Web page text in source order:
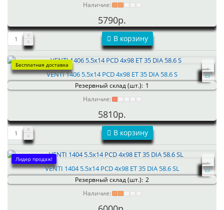
Наличие:
5790р.
В корзину
Бесплатная доставка
VENTI 1406 5.5x14 PCD 4x98 ET 35 DIA 58.6 S
Резервный склад (шт.): 1
Наличие:
5810р.
В корзину
Лидер продаж!
VENTI 1404 5.5x14 PCD 4x98 ET 35 DIA 58.6 SL
Резервный склад (шт.): 2
Наличие: